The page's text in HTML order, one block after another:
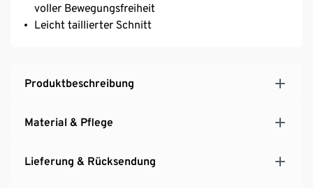
voller Bewegungsfreiheit
Leicht taillierter Schnitt
Produktbeschreibung
Material & Pflege
Lieferung & Rücksendung